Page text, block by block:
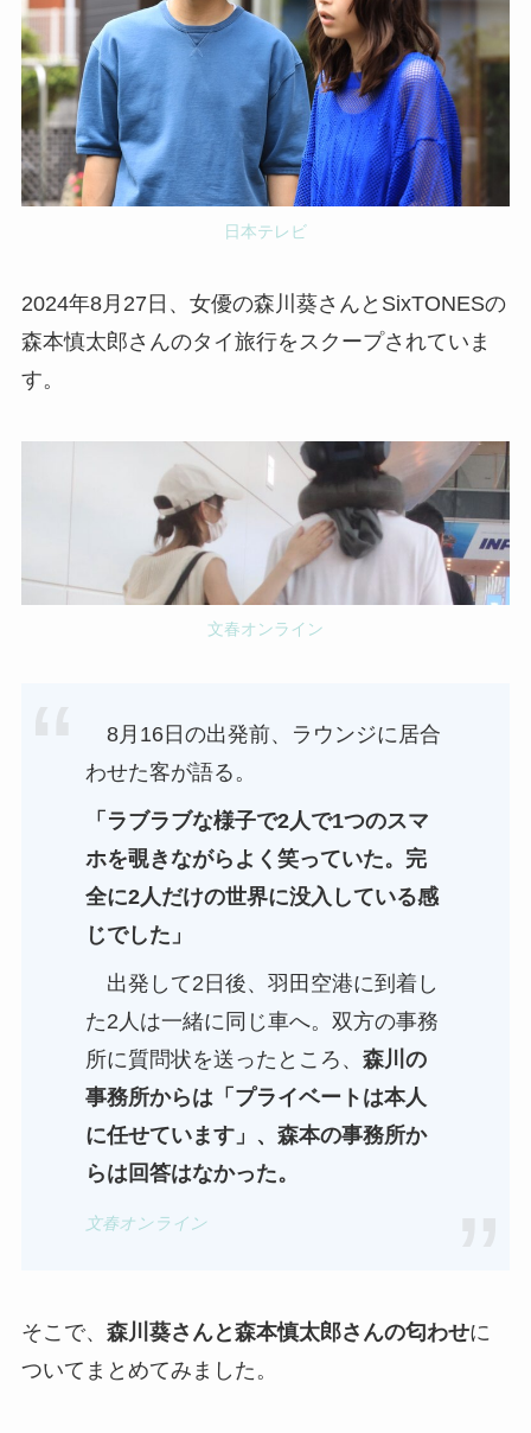
日本テレビ
2024年8月27日、女優の森川葵さんとSixTONESの
森本慎太郎さんのタイ旅行をスクープされていま
す。
文春オンライン
8月16日の出発前、ラウンジに居合
わせた客が語る。
「ラブラブな様子で2人で1つのスマ
ホを覗きながらよく笑っていた。完
全に2人だけの世界に没入している感
じでした」
出発して2日後、羽田空港に到着し
た2人は一緒に同じ車へ。双方の事務
所に質問状を送ったところ、 森川の
事務所からは「プライベートは本人
に任せています」、森本の事務所か
らは回答はなかった。
文春オンライン
そこで、 森川葵さんと森本慎太郎さんの匂わせに
ついてまとめてみました。